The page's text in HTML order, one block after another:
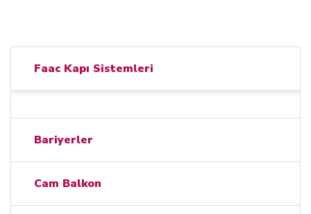
Faac Kapı Sistemleri
Bariyerler
Cam Balkon